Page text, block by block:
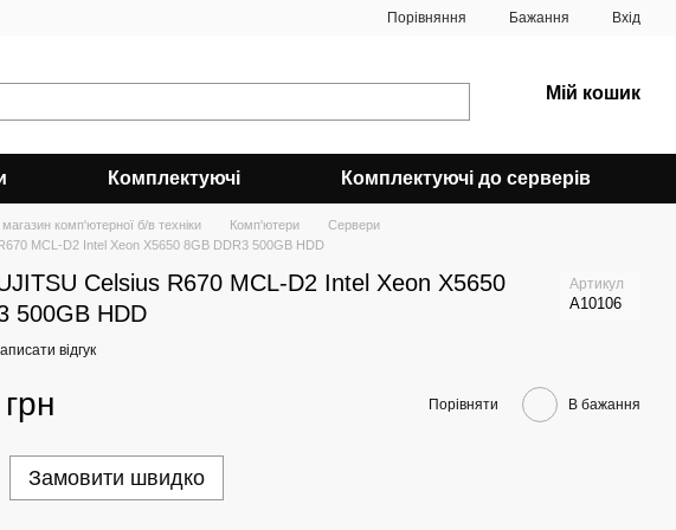
Порівняння Бажання Вхід
Мій кошик
Комплектуючі Комплектуючі до серверів
комп'ютерної б/в техніки Комп'ютери
Сервери
MCL-D2 Intel Xeon X5650 8GB DDR3 500GB HDD
Celsius R670 MCL-D2 Intel Xeon X5650
500GB HDD
Артикул
A10106
відгук
Порівняти В бажання
Замовити швидко